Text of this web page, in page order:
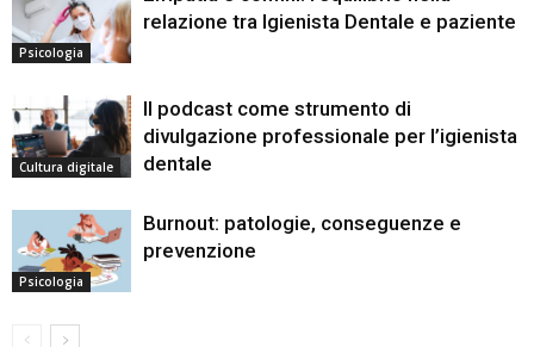
Psicologia
relazione tra Igienista Dentale e paziente
Cultura digitale
Il podcast come strumento di
divulgazione professionale per l’igienista
dentale
Psicologia
Burnout: patologie, conseguenze e
prevenzione